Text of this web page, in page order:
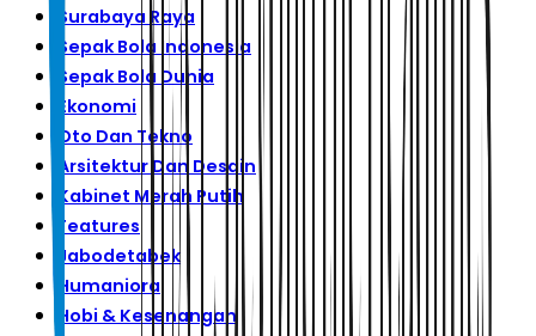
Surabaya Raya
Sepak Bola Indonesia
Sepak Bola Dunia
Ekonomi
Oto Dan Tekno
Arsitektur Dan Desain
Kabinet Merah Putih
Features
Jabodetabek
Humaniora
Hobi & Kesenangan